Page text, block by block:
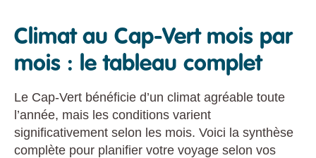
Climat au Cap-Vert mois par
mois : le tableau complet
Le Cap-Vert bénéficie d’un climat agréable toute
l’année, mais les conditions varient
significativement selon les mois. Voici la synthèse
complète pour planifier votre voyage selon vos